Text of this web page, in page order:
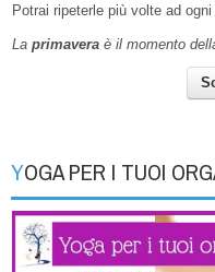
Potrai ripeterle più volte ad
La primavera è il momento
YOGA PER I TUOI